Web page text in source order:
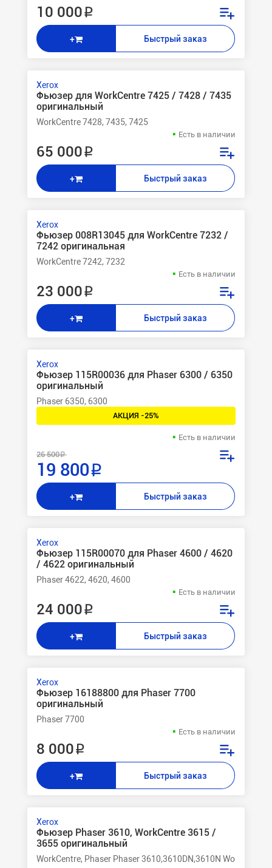
10 000 ₽
+ Быстрый заказ
Xerox
Фьюзер для WorkCentre 7425 / 7428 / 7435
оригинальный
WorkCentre 7428, 7435, 7425
Есть в наличии
65 000 ₽
+ Быстрый заказ
Xerox
Фьюзер 008R13045 для WorkCentre 7232 /
7242 оригинальная
WorkCentre 7242, 7232
Есть в наличии
23 000 ₽
+ Быстрый заказ
Xerox
Фьюзер 115R00036 для Phaser 6300 / 6350
оригинальный
Phaser 6350, 6300
АКЦИЯ -25%
Есть в наличии
26 500 ₽
19 800 ₽
+ Быстрый заказ
Xerox
Фьюзер 115R00070 для Phaser 4600 / 4620
/ 4622 оригинальный
Phaser 4622, 4620, 4600
Есть в наличии
24 000 ₽
+ Быстрый заказ
Xerox
Фьюзер 16188800 для Phaser 7700
оригинальный
Phaser 7700
Есть в наличии
8 000 ₽
+ Быстрый заказ
Xerox
Фьюзер Phaser 3610, WorkCentre 3615 /
3655 оригинальный
WorkCentre, Phaser Phaser 3610,3610DN,3610N